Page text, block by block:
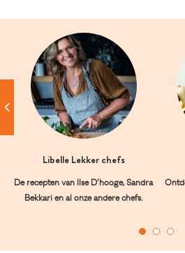
Libelle Lekker chefs
De recepten van Ilse D’hooge, Sandra
Bekkari en al onze andere chefs.